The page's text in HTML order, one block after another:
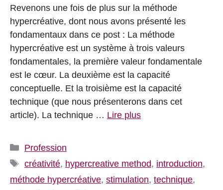
Revenons une fois de plus sur la méthode
hypercréative, dont nous avons présenté les
fondamentaux dans ce post : La méthode
hypercréative est un système à trois valeurs
fondamentales, la première valeur fondamentale
est le cœur. La deuxième est la capacité
conceptuelle. Et la troisième est la capacité
technique (que nous présenterons dans cet
article). La technique … Lire plus
Catégories
Profession
Étiquettes
créativité, hypercreative method, introduction,
méthode hypercréative, stimulation, technique,